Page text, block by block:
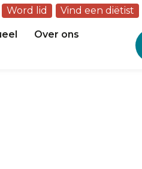
Word lid Vind een diëtist
Over ons